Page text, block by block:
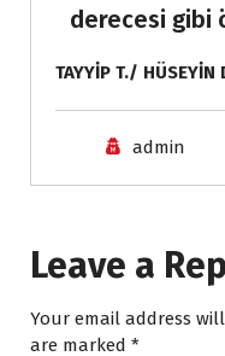
derecesi gibi
TAYYİP T./ HÜSEYİN
admin
Leave a
Your email address
are marked *